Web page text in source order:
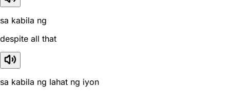
sa kabila ng
despite all that
sa kabila ng lahat ng iyon